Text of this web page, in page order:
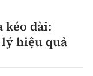
kéo dài:
hiệu quả